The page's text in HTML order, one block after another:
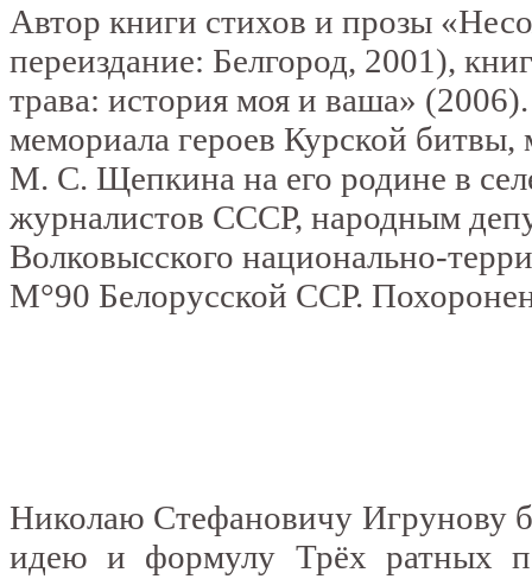
Автор книги стихов и прозы
переиздание: Белгород, 2001),
трава: история моя и ваша»
мемориала героев Курской битвы,
М. С. Щепкина на его родине в
журналистов СССР, народным
Волковысского национально-
М°90 Белорусской ССР.
Николаю Стефановичу Игрунову
идею и формулу Трёх ратных